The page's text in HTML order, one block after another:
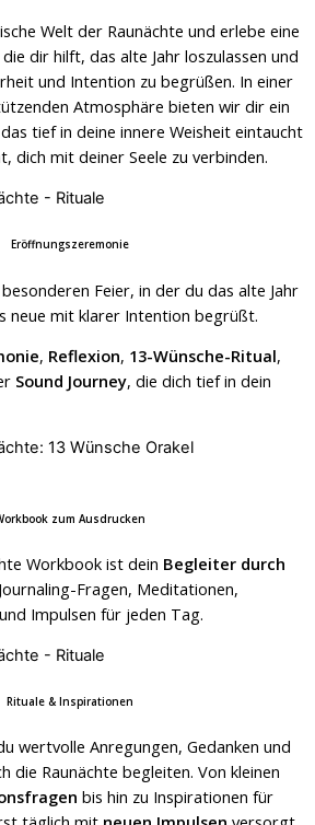
Welt der Raunächte und erlebe eine
dir hilft, das alte Jahr loszulassen und
und Intention zu begrüßen. In einer
Atmosphäre bieten wir dir ein
tief in deine innere Weisheit eintaucht
dich mit deiner Seele zu verbinden.
Eröffnungszeremonie
Feier, in der du das alte Jahr
neue mit klarer Intention begrüßt.
, Reflexion, 13-Wünsche-Ritual,
Sound Journey, die dich tief in dein
zum Ausdrucken
Workbook ist dein Begleiter durch
Fragen, Meditationen,
Impulsen für jeden Tag.
Rituale & Inspirationen
wertvolle Anregungen, Gedanken und
die Raunächte begleiten. Von kleinen
bis hin zu Inspirationen für